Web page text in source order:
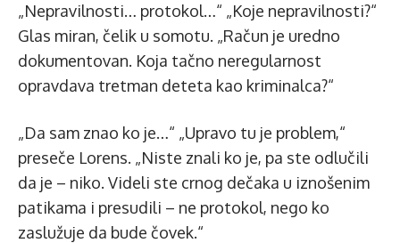
„Nepravilnosti… protokol…“ „Koje nepravilnosti?“
Glas miran, čelik u somotu. „Račun je uredno
dokumentovan. Koja tačno neregularnost
opravdava tretman deteta kao kriminalca?“
„Da sam znao ko je…“ „Upravo tu je problem,“
preseče Lorens. „Niste znali ko je, pa ste odlučili
da je – niko. Videli ste crnog dečaka u iznošenim
patikama i presudili – ne protokol, nego ko
zaslužuje da bude čovek.“